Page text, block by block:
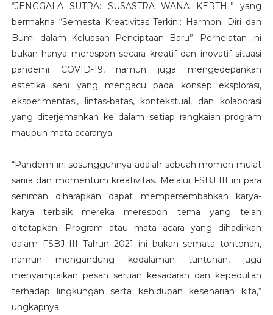
“JENGGALA SUTRA: SUSASTRA WANA KERTHI” yang
bermakna “Semesta Kreativitas Terkini: Harmoni Diri dan
Bumi dalam Keluasan Penciptaan Baru”. Perhelatan ini
bukan hanya merespon secara kreatif dan inovatif situasi
pandemi COVID-19, namun juga mengedepankan
estetika seni yang mengacu pada konsep eksplorasi,
eksperimentasi, lintas-batas, kontekstual, dan kolaborasi
yang diterjemahkan ke dalam setiap rangkaian program
maupun mata acaranya.
“Pandemi ini sesungguhnya adalah sebuah momen mulat
sarira dan momentum kreativitas. Melalui FSBJ III ini para
seniman diharapkan dapat mempersembahkan karya-
karya terbaik mereka merespon tema yang telah
ditetapkan. Program atau mata acara yang dihadirkan
dalam FSBJ III Tahun 2021 ini bukan semata tontonan,
namun mengandung kedalaman tuntunan, juga
menyampaikan pesan seruan kesadaran dan kepedulian
terhadap lingkungan serta kehidupan keseharian kita,“
ungkapnya.